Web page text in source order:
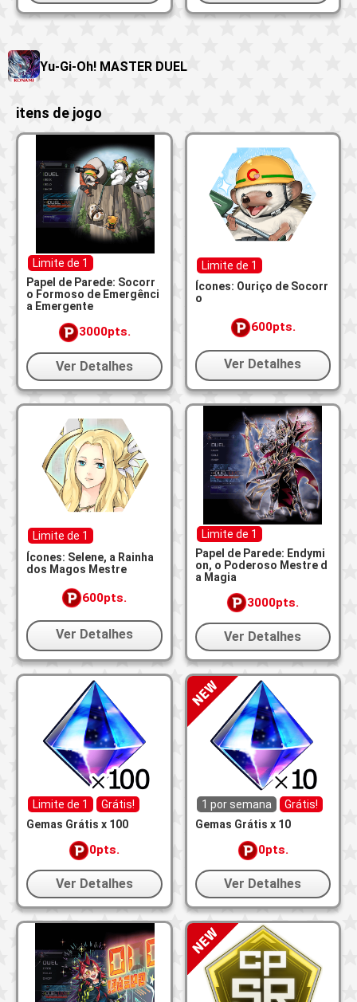
Yu-Gi-Oh! MASTER DUEL
itens de jogo
Limite de 1
Papel de Parede: Socorr
o Formoso de Emergênci
a Emergente
3000pts.
Ver Detalhes
Limite de 1
Ícones: Ouriço de Socorr
o
600pts.
Ver Detalhes
Limite de 1
Ícones: Selene, a Rainha
dos Magos Mestre
600pts.
Ver Detalhes
Limite de 1
Papel de Parede: Endymi
on, o Poderoso Mestre d
a Magia
3000pts.
Ver Detalhes
Limite de 1
Grátis!
Gemas Grátis x 100
0pts.
Ver Detalhes
1 por semana
Grátis!
Gemas Grátis x 10
0pts.
Ver Detalhes